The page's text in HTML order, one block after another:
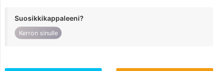
Suosikkikappaleeni?
Kerron sinulle